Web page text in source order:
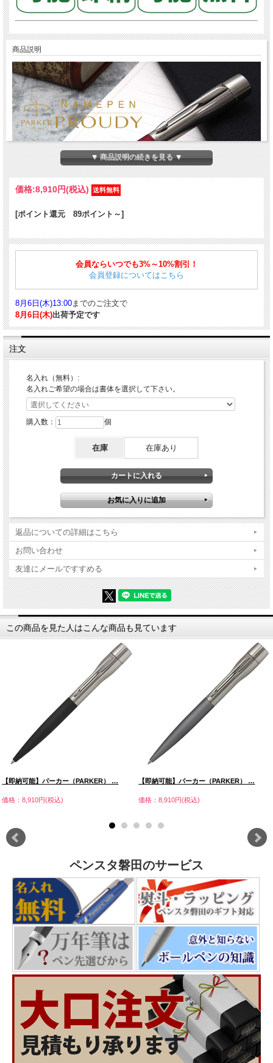
商品説明
「ネームペン・パーカー プラウディ」は、パーカーとシャチハタのコラボレーシ
持ち替えることなく1本で筆記となつ印がスムーズに行えます。高級感溢れる洗練
されたシルエットと、実用的なシャチハタ印の融合でビジネスシーンはもちろん、
ネーム印は商品がお手元に届いてから後日、ネットか専用ハガキでご注文頂けるメ
ールオーダー式の別注品です。予め用意された既製品タイプとは異なり、自由度が
■商品詳細
商品サイズ：14.5×16.5×135.5mm
重量：約42g
ボディ：真鍮｜マット塗装
替芯：クインクフロー ブラックF
※印面制作用専用ハガキ付属（折りたたまれた状態で化粧箱内に同封）
スタンダード ボールペン替芯｜ クインクフロー ボールペン替芯
クインクフロー 選べる 2本セット ブラック 細字F 中字M ジェットストリームイン
ク SXR-600 互換性あり｜ボールペン替芯 ジェットストリームインク ブラック
ボールペン替芯 ジェットストリームインク SXR-600 選べる 3本セット
▼ 商品説明の続きを見る ▼
価格:8,910円(税込)
[ポイント還元 89ポイント～]
会員ならいつでも3%～10%割引！
会員登録についてはこちら
8月6日(木)13:00 までのご注文で
8月6日(木)出荷予定です
注文
名入れ（無料）:
名入れご希望の場合は書体を選択して下さい。
購入数： 個
在庫 在庫あり
返品についての詳細はこちら
お問い合わせ
友達にメールですすめる
この商品を見た人はこんな商品も見ています
【即納可能】パーカー（PARKER） …
価格：8,910円(税込)
【即納可能】パーカー（PARKER） …
価格：8,910円(税込)
ペンスタ磐田のサービス